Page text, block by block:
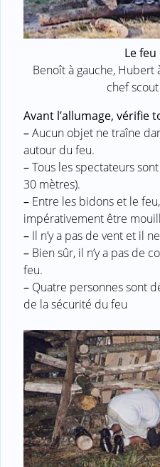
Le
Benoît à gauche,
chef
Avant l’allumage, vérifie
–Aucun objet ne traîne
autour du feu.
–Tous les spectateurs
30 mètres).
– Entre les bidons et le
impérativement être
– Il n’y a pas de vent et il
– Bien sûr, il n’y a pas de
feu.
– Quatre personnes sont
de la sécurité du feu